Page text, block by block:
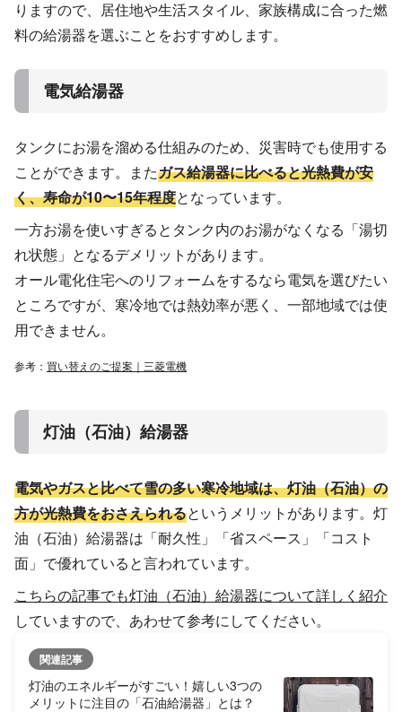
りますので、居住地や生活スタイル、家族構成に合った燃
料の給湯器を選ぶことをおすすめします。
電気給湯器
タンクにお湯を溜める仕組みのため、災害時でも使用する
ことができます。またガス給湯器に比べると光熱費が安
く、寿命が10〜15年程度となっています。
一方お湯を使いすぎるとタンク内のお湯がなくなる「湯切
れ状態」となるデメリットがあります。
オール電化住宅へのリフォームをするなら電気を選びたい
ところですが、寒冷地では熱効率が悪く、一部地域では使
用できません。
参考： 買い替えのご提案｜三菱電機
灯油（石油）給湯器
電気やガスと比べて雪の多い寒冷地域は、灯油（石油）の
方が光熱費をおさえられるというメリットがあります。灯
油（石油）給湯器は「耐久性」「省スペース」「コスト
面」で優れていると言われています。
こちらの記事でも灯油（石油）給湯器について詳しく紹介
していますので、あわせて参考にしてください。
関連記事
灯油のエネルギーがすごい！嬉しい3つの
メリットに注目の「石油給湯器」とは？